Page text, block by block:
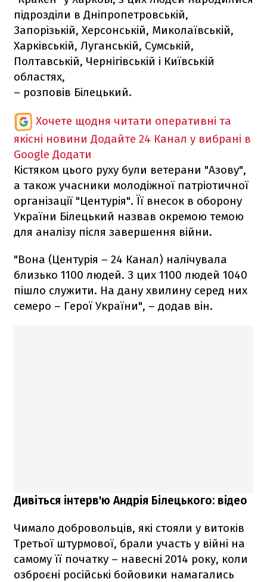
підрозділи в Дніпропетровській,
Запорізькій, Херсонській, Миколаївській,
Харківській, Луганській, Сумській,
Полтавській, Чернігівській і Київській
областях,
– розповів Білецький.
Хочете щодня читати оперативні та
якісні новини Додайте 24 Канал у вибрані в
Google Додати
Кістяком цього руху були ветерани "Азову",
а також учасники молодіжної патріотичної
організації "Центурія". Її внесок в оборону
України Білецький назвав окремою темою
для аналізу після завершення війни.
"Вона (Центурія – 24 Канал) налічувала
близько 1100 людей. З цих 1100 людей 1040
пішло служити. На дану хвилину серед них
семеро – Герої України", – додав він.
Дивіться інтерв'ю Андрія Білецького: відео
Чимало добровольців, які стояли у витоків
Третьої штурмової, брали участь у війні на
самому її початку – навесні 2014 року, коли
озброєні російські бойовики намагались